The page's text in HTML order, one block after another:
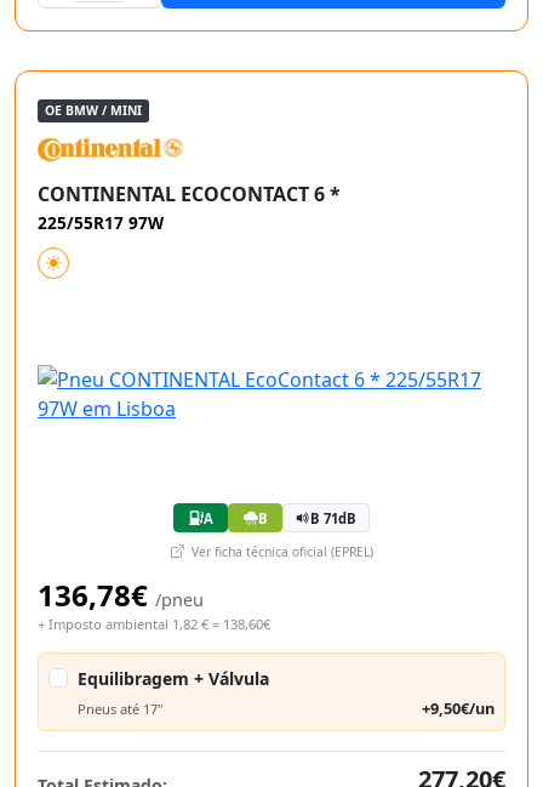
OE BMW / MINI
CONTINENTAL ECOCONTACT 6 *
225/55R17 97W
A B B 71dB
Ver ficha técnica oficial (EPREL)
136,78€ /pneu
+ Imposto ambiental 1,82 € = 138,60€
Equilibragem + Válvula
Pneus até 17" +9,50€/un
277,20€